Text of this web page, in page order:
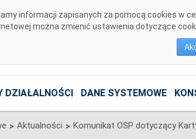
informacji zapisanych za pomocą cookies w
można zmienić ustawienia dotyczące
DZIAŁALNOŚCI DANE SYSTEMOWE
> Aktualności >